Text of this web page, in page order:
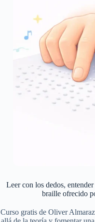
Leer con los dedos,
braille ofrecido
Curso gratis de Oliver